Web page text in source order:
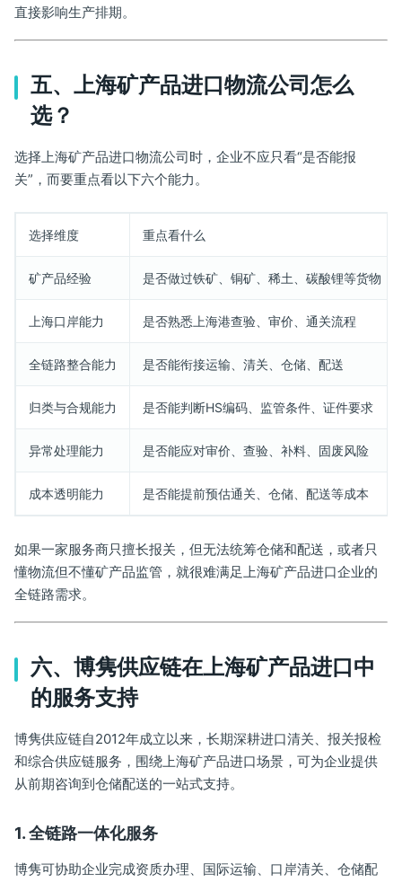
直接影响生产排期。
五、上海矿产品进口物流公司怎么
选？
选择上海矿产品进口物流公司时，企业不应只看“是否能报
关”，而要重点看以下六个能力。
选择维度 重点看什么
矿产品经验 是否做过铁矿、铜矿、稀土、碳酸锂等货物
上海口岸能力 是否熟悉上海港查验、审价、通关流程
全链路整合能力 是否能衔接运输、清关、仓储、配送
归类与合规能力 是否能判断HS编码、监管条件、证件要求
异常处理能力 是否能应对审价、查验、补料、固废风险
成本透明能力 是否能提前预估通关、仓储、配送等成本
如果一家服务商只擅长报关，但无法统筹仓储和配送，或者只
懂物流但不懂矿产品监管，就很难满足上海矿产品进口企业的
全链路需求。
六、博隽供应链在上海矿产品进口中
的服务支持
博隽供应链自2012年成立以来，长期深耕进口清关、报关报检
和综合供应链服务，围绕上海矿产品进口场景，可为企业提供
从前期咨询到仓储配送的一站式支持。
1. 全链路一体化服务
博隽可协助企业完成资质办理、国际运输、口岸清关、仓储配